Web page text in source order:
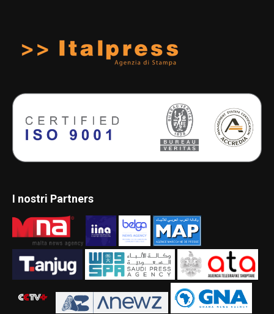
I nostri Partners